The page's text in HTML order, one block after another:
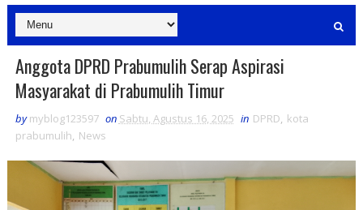
​Anggota DPRD Prabumulih Serap Aspirasi
Masyarakat di Prabumulih Timur
by myblog123597 on Sabtu, Agustus 16, 2025 in DPRD, kota
prabumulih, News